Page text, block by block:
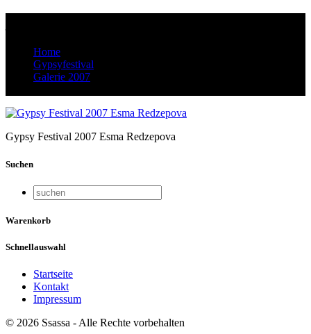
Home
Gypsyfestival
Galerie 2007
Gypsy Festival 2007 Esma Redzepova
Suchen
Warenkorb
Schnellauswahl
Startseite
Kontakt
Impressum
© 2026 Ssassa - Alle Rechte vorbehalten